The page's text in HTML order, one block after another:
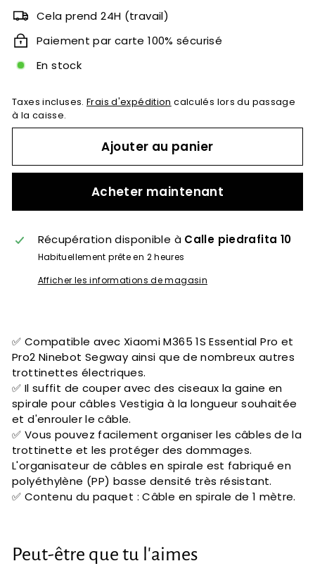
Cela prend 24H (travail)
Paiement par carte 100% sécurisé
En stock
Taxes incluses. Frais d'expédition calculés lors du passage
à la caisse.
Ajouter au panier
Acheter maintenant
Récupération disponible à Calle piedrafita 10
Habituellement prête en 2 heures
Afficher les informations de magasin
✅ Compatible avec Xiaomi M365 1S Essential Pro et
Pro2 Ninebot Segway ainsi que de nombreux autres
trottinettes électriques.
✅ Il suffit de couper avec des ciseaux la gaine en
spirale pour câbles Vestigia à la longueur souhaitée
et d'enrouler le câble.
✅ Vous pouvez facilement organiser les câbles de la
trottinette et les protéger des dommages.
L'organisateur de câbles en spirale est fabriqué en
polyéthylène (PP) basse densité très résistant.
✅ Contenu du paquet : Câble en spirale de 1 mètre.
Peut-être que tu l'aimes